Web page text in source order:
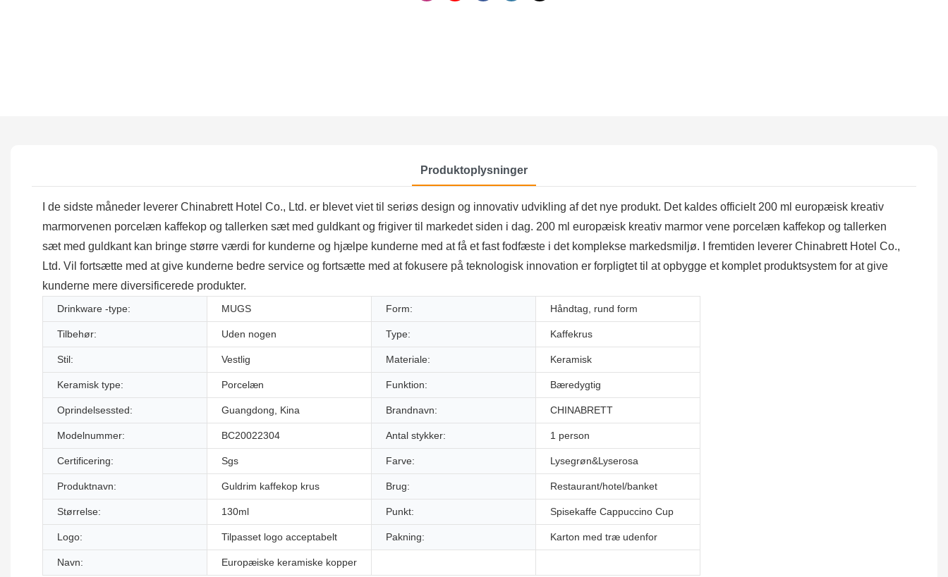
Produktoplysninger
I de sidste måneder leverer Chinabrett Hotel Co., Ltd. er blevet viet til seriøs design og innovativ udvikling af det nye produkt. Det kaldes officielt 200 ml europæisk kreativ
marmorvenen porcelæn kaffekop og tallerken sæt med guldkant og frigiver til markedet siden i dag. 200 ml europæisk kreativ marmor vene porcelæn kaffekop og tallerken
sæt med guldkant kan bringe større værdi for kunderne og hjælpe kunderne med at få et fast fodfæste i det komplekse markedsmiljø. I fremtiden leverer Chinabrett Hotel Co.,
Ltd. Vil fortsætte med at give kunderne bedre service og fortsætte med at fokusere på teknologisk innovation er forpligtet til at opbygge et komplet produktsystem for at give
kunderne mere diversificerede produkter.
Drinkware -type: MUGS Form: Håndtag, rund form
Tilbehør: Uden nogen Type: Kaffekrus
Stil: Vestlig Materiale: Keramisk
Keramisk type: Porcelæn Funktion: Bæredygtig
Oprindelsessted: Guangdong, Kina Brandnavn: CHINABRETT
Modelnummer: BC20022304 Antal stykker: 1 person
Certificering: Sgs Farve: Lysegrøn&Lyserosa
Produktnavn: Guldrim kaffekop krus Brug: Restaurant/hotel/banket
Størrelse: 130ml Punkt: Spisekaffe Cappuccino Cup
Logo: Tilpasset logo acceptabelt Pakning: Karton med træ udenfor
Navn: Europæiske keramiske kopper